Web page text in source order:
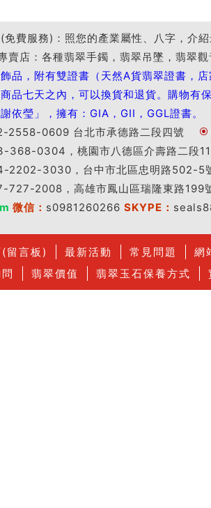
免費服務)：照您的產業屬性、八字，介
賣店：各種翡翠手鐲，翡翠吊墜，翡翠
品，附有雙證書（天然A貨翡翠證書
品七天之內，可以換貨和退貨。購物有
依瑩」，擁有：GIA，GII，GGL證書。
2558-0609 台北市承德路二段四號
368-0304，桃園市八德區介壽路二段
2202-3030，台中市北區忠明路502-5
727-2008，高雄市鳳山區瑞隆東路199
微信： s0981260266 SKYPE：
留言板) 最新活動 常見問題
網
翡翠價值 翡翠玉石保養方式